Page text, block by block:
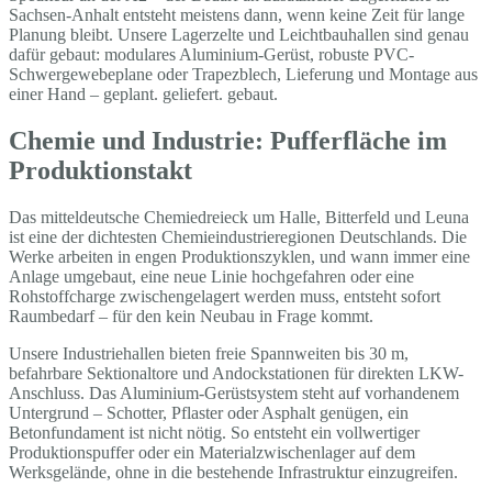
Sachsen-Anhalt entsteht meistens dann, wenn keine Zeit für lange
Planung bleibt. Unsere Lagerzelte und Leichtbauhallen sind genau
dafür gebaut: modulares Aluminium-Gerüst, robuste PVC-
Schwergewebeplane oder Trapezblech, Lieferung und Montage aus
einer Hand – geplant. geliefert. gebaut.
Chemie und Industrie: Pufferfläche im
Produktionstakt
Das mitteldeutsche Chemiedreieck um Halle, Bitterfeld und Leuna
ist eine der dichtesten Chemieindustrieregionen Deutschlands. Die
Werke arbeiten in engen Produktionszyklen, und wann immer eine
Anlage umgebaut, eine neue Linie hochgefahren oder eine
Rohstoffcharge zwischengelagert werden muss, entsteht sofort
Raumbedarf – für den kein Neubau in Frage kommt.
Unsere Industriehallen bieten freie Spannweiten bis 30 m,
befahrbare Sektionaltore und Andockstationen für direkten LKW-
Anschluss. Das Aluminium-Gerüstsystem steht auf vorhandenem
Untergrund – Schotter, Pflaster oder Asphalt genügen, ein
Betonfundament ist nicht nötig. So entsteht ein vollwertiger
Produktionspuffer oder ein Materialzwischenlager auf dem
Werksgelände, ohne in die bestehende Infrastruktur einzugreifen.